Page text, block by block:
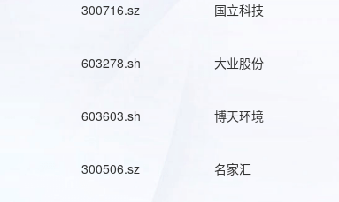
300716.sz 国立科技
603278.sh 大业股份
603603.sh 博天环境
300506.sz 名家汇